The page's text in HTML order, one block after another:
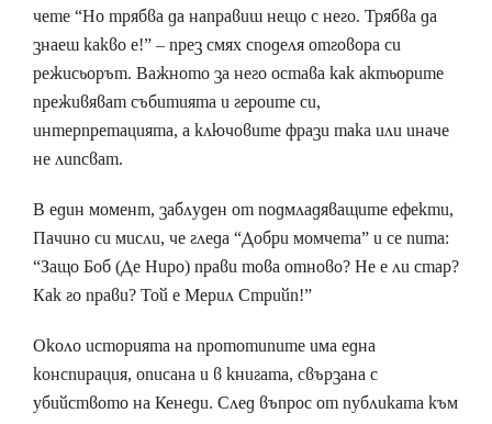
чете “Но трябва да направиш нещо с него. Трябва да
знаеш какво е!” – през смях споделя отговора си
режисьорът. Важното за него остава как актьорите
преживяват събитията и героите си,
интерпретацията, а ключовите фрази така или иначе
не липсват.
В един момент, заблуден от подмладяващите ефекти,
Пачино си мисли, че гледа “Добри момчета” и се пита:
“Защо Боб (Де Ниро) прави това отново? Не е ли стар?
Как го прави? Той е Мерил Стрийп!”
Около историята на прототипите има една
конспирация, описана и в книгата, свързана с
убийството на Кенеди. След въпрос от публиката към